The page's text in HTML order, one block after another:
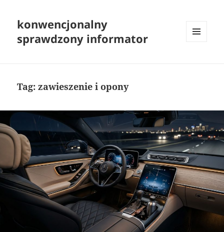
konwencjonalny
sprawdzony informator
Tag:zawieszenie i opony